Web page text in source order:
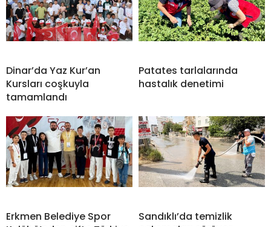
Dinar’da Yaz Kur’an
Kursları coşkuyla
tamamlandı
Patates tarlalarında
hastalık denetimi
Erkmen Belediye Spor
Sandıklı’da temizlik